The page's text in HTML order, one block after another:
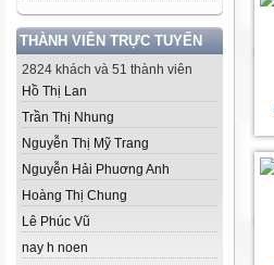
THÀNH VIÊN TRỰC TUYẾN
2824 khách và 51 thành viên
Hồ Thị Lan
Trần Thị Nhung
Nguyễn Thị Mỹ Trang
Nguyễn Hải Phuơng Anh
Hoàng Thị Chung
Lê Phúc Vũ
nay h noen